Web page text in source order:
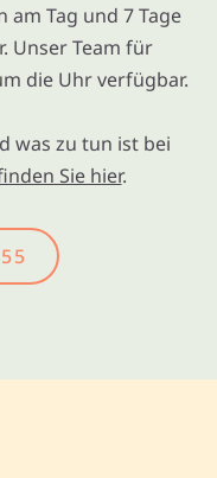
Tag und 7 Tage
Unser Team für
die Uhr verfügbar.
was zu tun ist bei
Sie hier.